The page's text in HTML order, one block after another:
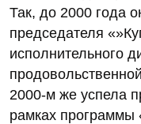
Так, до 2000 года
председателя
исполнительного
2000-м же успела
рамках программы